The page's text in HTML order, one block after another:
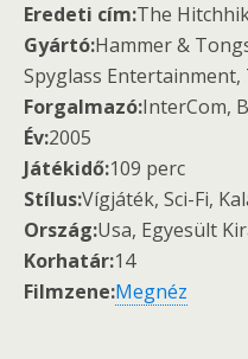
Eredeti cím:The
Gyártó:Hammer &
Spyglass
Forgalmazó:InterCom,
Év:2005
Játékidő:109 perc
Stílus:Vígjáték, Sci-Fi,
Ország:Usa, Egyesült
Korhatár:14
Filmzene:Megnéz